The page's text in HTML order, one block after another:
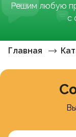
Решим любую
с
Главная